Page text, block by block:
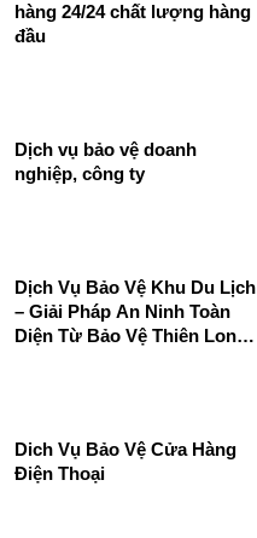
hàng 24/24 chất lượng hàng
đầu
Dịch vụ bảo vệ doanh
nghiệp, công ty
Dịch Vụ Bảo Vệ Khu Du Lịch
– Giải Pháp An Ninh Toàn
Diện Từ Bảo Vệ Thiên Long
Dich Vụ Bảo Vệ Cửa Hàng
Điện Thoại